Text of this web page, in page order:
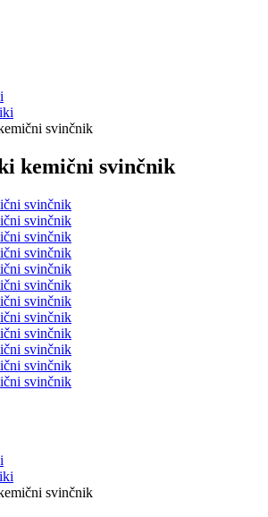
svinčnik
kemični svinčnik
svinčnik